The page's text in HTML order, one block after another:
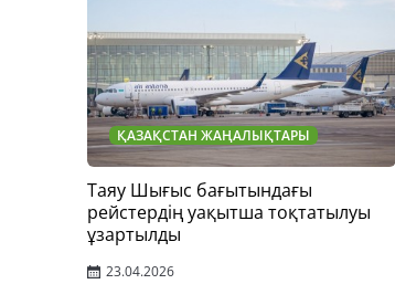
ҚАЗАҚСТАН ЖАҢАЛЫҚТАРЫ
Таяу Шығыс бағытындағы
рейстердің уақытша тоқтатылуы
ұзартылды
23.04.2026